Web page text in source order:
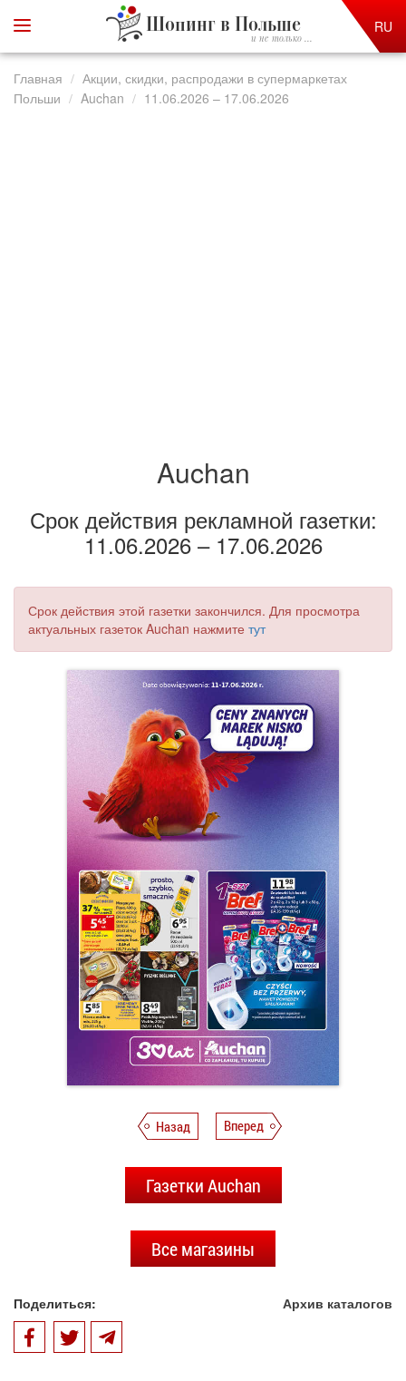
Шопинг в Польше
и не только ...
RU
Главная
Акции, скидки, распродажи в супермаркетах
Польши
Auchan 11.06.2026 – 17.06.2026
Auchan
Срок действия рекламной газетки:
11.06.2026 – 17.06.2026
Срок действия этой газетки закончился. Для просмотра
актуальных газеток Auchan нажмите тут
Назад Вперед
Газетки Auchan
Все магазины
Поделиться: Архив каталогов